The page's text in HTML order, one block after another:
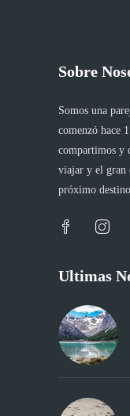
Sobre
Somos una
comenzó hace
compartimos y
viajar y el gran
próximo
Ultimas